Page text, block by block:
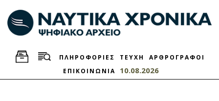
ΠΛΗΡΟΦΟΡΙΕΣ ΤΕΥΧΗ
ΑΡΘΡΟΓΡΑΦΟΙ
ΕΠΙΚΟΙΝΩΝΙΑ
10.08.2026